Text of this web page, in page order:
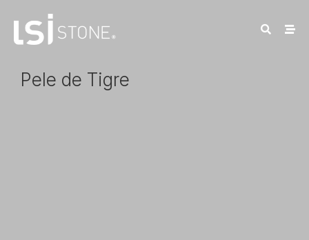
Pele de Tigre